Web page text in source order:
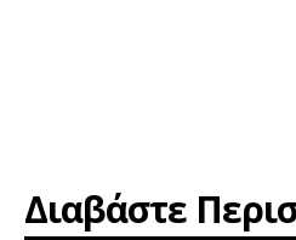
Διαβάστε